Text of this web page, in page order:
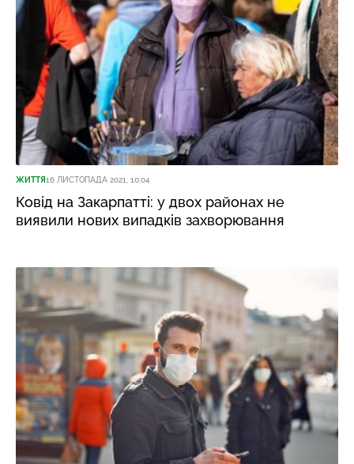
ЖИТТЯ16 ЛИСТОПАДА 2021, 10:04
Ковід на Закарпатті: у двох районах не
виявили нових випадків захворювання